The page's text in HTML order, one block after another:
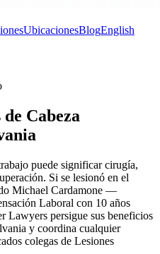
UbicacionesBlogEnglish
Cabeza
puede significar cirugía,
Si se lesionó en el
Michael Cardamone —
Laboral con 10 años
Lawyers persigue sus beneficios
y coordina cualquier
colegas de Lesiones